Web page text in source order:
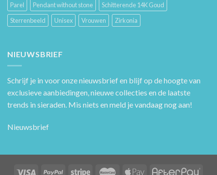
Parel
Pendant without stone
Schitterende 14K Goud
Sterrenbeeld
Unisex Vrouwen Zirkonia
NIEUWSBRIEF
Schrijf je in voor onze nieuwsbrief en blijf op de hoogte van
exclusieve aanbiedingen, nieuwe collecties en de laatste
trends in sieraden. Mis niets en meld je vandaag nog aan!
Nieuwsbrief